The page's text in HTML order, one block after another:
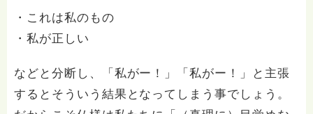
・これは私のもの
・私が正しい
などと分断し、「私がー！」「私がー！」と主張
するとそういう結果となってしまう事でしょう。